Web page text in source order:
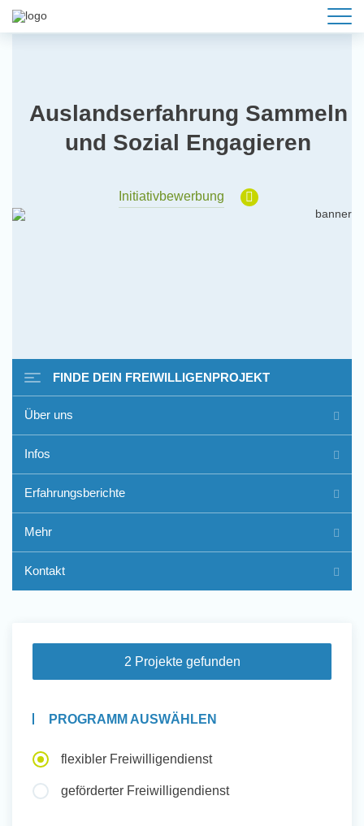
Auslandserfahrung Sammeln
und Sozial Engagieren
Initiativbewerbung
Freiwilligenarbeit im Ausland
- Erfahrungsberichte
Auslandserfahrung Sammeln
und Sozial Engagieren
FINDE DEIN FREIWILLIGENPROJEKT
Über uns
Infos
Erfahrungsberichte
Mehr
Kontakt
2 Projekte gefunden
PROGRAMM AUSWÄHLEN
flexibler Freiwilligendienst
geförderter Freiwilligendienst